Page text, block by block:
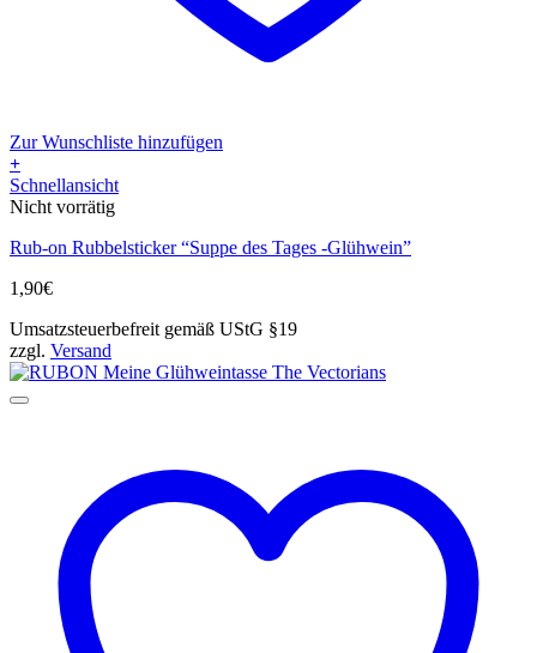
Zur Wunschliste hinzufügen
+
Schnellansicht
Nicht vorrätig
Rub-on Rubbelsticker “Suppe des Tages -Glühwein”
1,90€
Umsatzsteuerbefreit gemäß UStG §19
zzgl. Versand